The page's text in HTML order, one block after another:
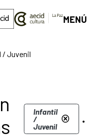
MENÚ
/ Juvenil
Infantil
/
Juvenil .